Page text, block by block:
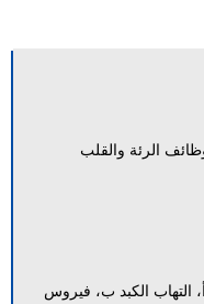
الرئة والقلب
التهاب الكبد ب، فيروس